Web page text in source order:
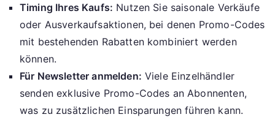
Timing Ihres Kaufs: Nutzen Sie saisonale Verkäufe
oder Ausverkaufsaktionen, bei denen Promo-Codes
mit bestehenden Rabatten kombiniert werden
können.
Für Newsletter anmelden: Viele Einzelhändler
senden exklusive Promo-Codes an Abonnenten,
was zu zusätzlichen Einsparungen führen kann.